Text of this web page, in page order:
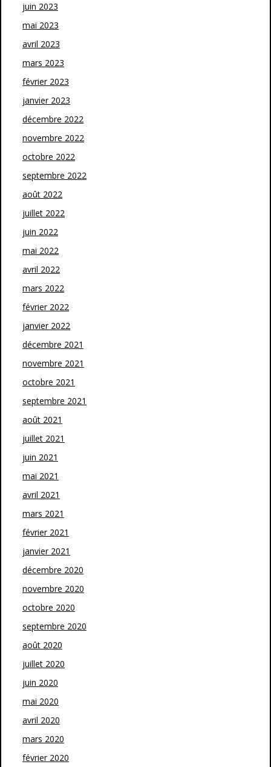
juin 2023
mai 2023
avril 2023
mars 2023
février 2023
janvier 2023
décembre 2022
novembre 2022
octobre 2022
septembre 2022
août 2022
juillet 2022
juin 2022
mai 2022
avril 2022
mars 2022
février 2022
janvier 2022
décembre 2021
novembre 2021
octobre 2021
septembre 2021
août 2021
juillet 2021
juin 2021
mai 2021
avril 2021
mars 2021
février 2021
janvier 2021
décembre 2020
novembre 2020
octobre 2020
septembre 2020
août 2020
juillet 2020
juin 2020
mai 2020
avril 2020
mars 2020
février 2020